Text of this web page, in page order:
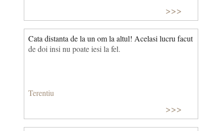
>>>
Cata distanta de la un om la altul! Acelasi lucru facut
de doi insi nu poate iesi la fel.
Terentiu
>>>